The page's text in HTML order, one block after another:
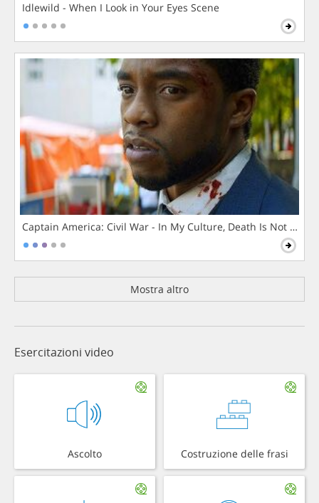
Idlewild - When I Look in Your Eyes Scene
Captain America: Civil War - In My Culture, Death Is Not The
Mostra altro
Esercitazioni video
Ascolto Costruzione delle frasi